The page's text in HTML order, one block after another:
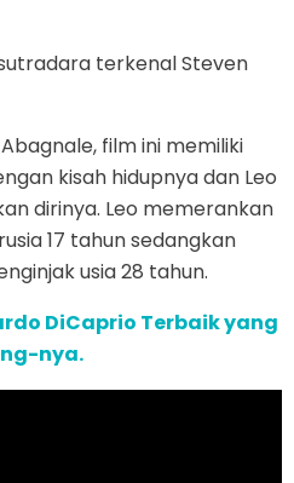
terkenal Steven
film ini memiliki
kisah hidupnya dan Leo
dirinya. Leo memerankan
17 tahun sedangkan
usia 28 tahun.
DiCaprio Terbaik yang
nya.